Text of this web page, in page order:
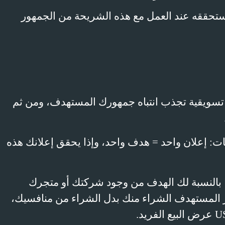
ستحققه عند العمل مع هذه الشريحة من الجمهور
تجذب انتباه جمهورك المستهدف، ومن ثم
إعلان واحد = هدف واحد، وإذا يحقق إعلانك هذه
لك الهدف من وجود شركتك أو متجرك
المستهدف الشراء منك بدل الشراء من منافسيك،
عرض البيع الفريد.